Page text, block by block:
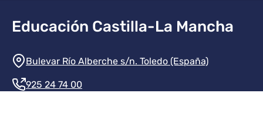
Educación Castilla-La Mancha
Información de la institución
Bulevar Río Alberche s/n. Toledo (España)
925 24 74 00